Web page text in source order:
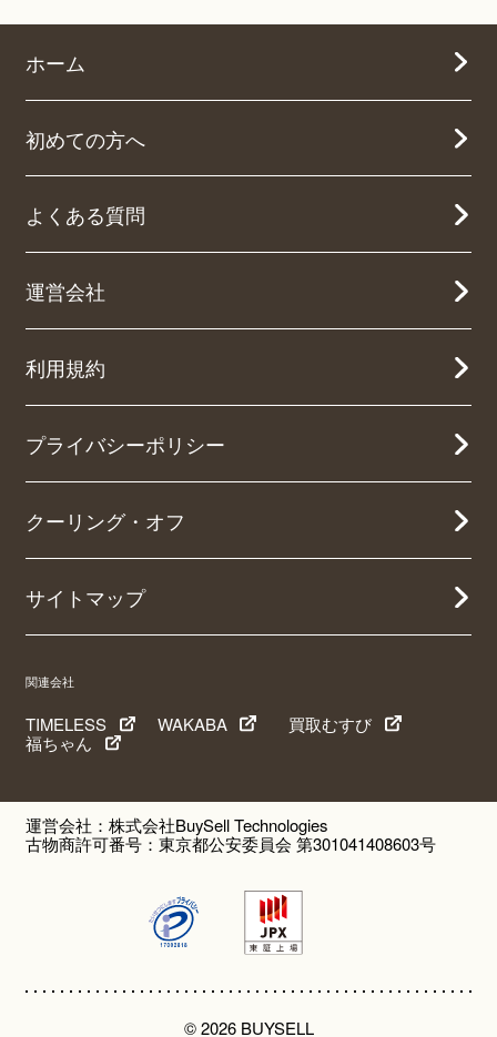
ホーム
初めての方へ
よくある質問
運営会社
利用規約
プライバシーポリシー
クーリング・オフ
サイトマップ
関連会社
TIMELESS WAKABA
買取むすび
福ちゃん
運営会社：株式会社BuySell Technologies
古物商許可番号：東京都公安委員会 第301041408603号
© 2026 BUYSELL